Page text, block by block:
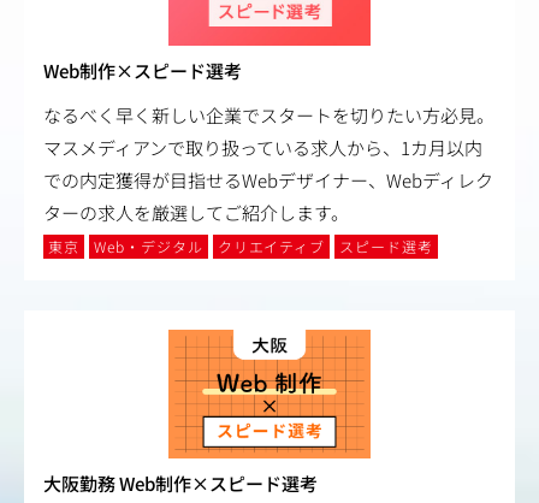
Web制作×スピード選考
なるべく早く新しい企業でスタートを切りたい方必見。
マスメディアンで取り扱っている求人から、1カ月以内
での内定獲得が目指せるWebデザイナー、Webディレク
ターの求人を厳選してご紹介します。
東京 Web・デジタル クリエイティブ スピード選考
大阪勤務 Web制作×スピード選考